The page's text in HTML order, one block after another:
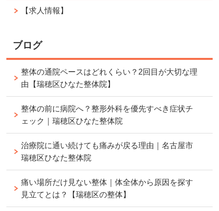
【求人情報】
ブログ
整体の通院ペースはどれくらい？2回目が大切な理
由【瑞穂区ひなた整体院】
整体の前に病院へ？整形外科を優先すべき症状チ
ェック｜瑞穂区ひなた整体院
治療院に通い続けても痛みが戻る理由｜名古屋市
瑞穂区ひなた整体院
痛い場所だけ見ない整体｜体全体から原因を探す
見立てとは？【瑞穂区の整体】